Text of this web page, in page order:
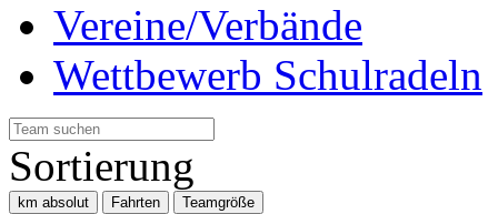
Vereine/Verbände
Wettbewerb Schulradeln
Sortierung
km absolut Fahrten Teamgröße